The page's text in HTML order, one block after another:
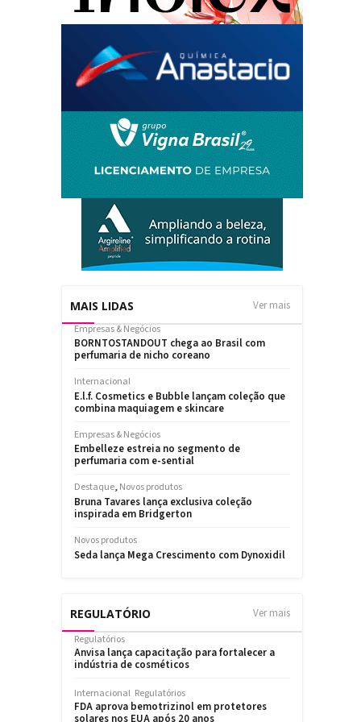
MAIS LIDAS Ver mais
REGULATÓRIO Ver mais
Regulatórios
Anvisa lança capacitação para fortalecer a
indústria de cosméticos
Internacional Regulatórios
FDA aprova bemotrizinol em protetores
solares nos EUA após 20 anos